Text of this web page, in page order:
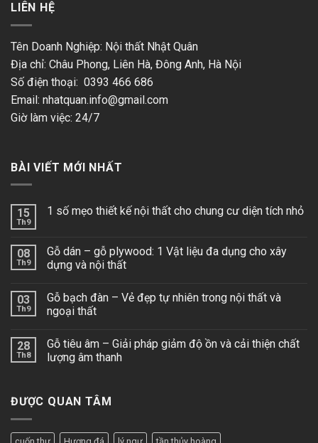
LIÊN HỆ
Tên Doanh Nghiệp: Nội thất Nhật Quân
Địa chỉ: Châu Phong, Liên Hà, Đông Anh, Hà Nội
Số điện thoại: 0393 466 686
Email: nhatquan.info@gmail.com
Giờ làm việc: 24/7
BÀI VIẾT MỚI NHẤT
15
Th9
1 số mẹo thiết kế nội thất cho chung cư diện tích nhỏ
08
Th9
Gỗ dán – gỗ plywood: 1 Vật liệu đa dụng cho xây
dựng và nội thất
03
Th9
Gỗ bạch đàn – Vẻ đẹp tự nhiên trong nội thất và
ngoại thất
28
Th8
Gỗ tiêu âm – Giải pháp giảm độ ồn và cải thiện chất
lượng âm thanh
ĐƯỢC QUAN TÂM